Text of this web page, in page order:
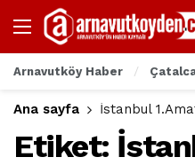
Arnavutköy Haber
Ana sayfa İstanbul
Etiket: